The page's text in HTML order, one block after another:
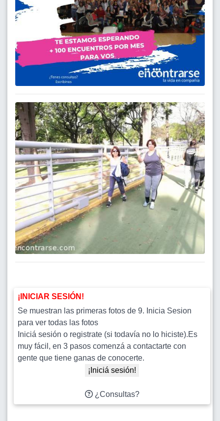
¡INICIAR SESIÓN!
Se muestran las primeras fotos de 9. Inicia Sesion
para ver todas las fotos
Iniciá sesión o registrate (si todavía no lo hiciste).Es
muy fácil, en 3 pasos comenzá a contactarte con
gente que tiene ganas de conocerte.
¡Iniciá sesión!
¿Consultas?